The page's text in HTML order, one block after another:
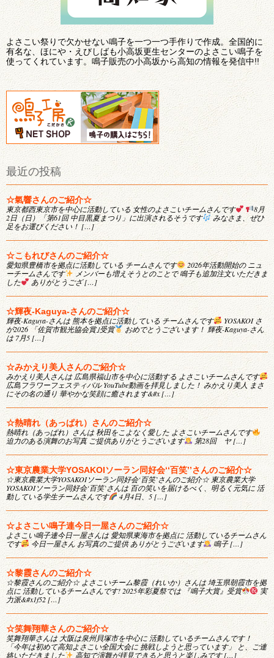
よさこい祭りで欠かせない鳴子を一つ一つ手作りで作成。全国的に
有名な、ほにや・えびしばも小高坂更生センターのよさこい鳴子を
使ってくれています。鳴子販売の小高坂から高知の情報を発信中!!
最近の投稿
☆氣響さんのご紹介☆
東京都西東京市を中心に活動している 女性のよさこいチームさんです
8月
2日（日）「第61回 中目黒夏まつり」に出演されるそうです
みなさま、ぜひ
足をお運びください！ […]
☆こもれびさんのご紹介☆
愛知県豊橋市を拠点に活動している チームさんです
2026年活動開始の ニュ
ーチームさんです
メンバーも増えそうとのことで 鳴子も追加注文いただきま
した
ありがとうござ […]
☆輝夜-Kaguya-さんのご紹介☆
輝夜-Kaguya-さんは 熊本を拠点に活動している チームさんです
YOSAKOI さ
が2026 「佐賀市観光協会賞｣受賞
おめでとうございます！ 輝夜-Kaguya-さん
は 7月5 […]
☆みかえり美人さんのご紹介☆
みかえり美人さんは 広島県福山市を中心に活動する よさこいチームさんです
広島フラワーフェスティバル YouTube動画を拝見しました！ みかえり美人 まさ
にその名の通り 華やかな笑顔に癒されます&#x […]
☆熱晴れ（あっぱれ）さんのご紹介☆
熱晴れ（あっぱれ）さんは 秋田をこよなく愛した よさこいチームさんです
迫力のある演舞のお写真 ご提供ありがとうございます
第28回 ヤ […]
☆東京農業大学YOSAKOIソーラン同好会‘‘百笑’’さんのご紹介☆
☆東京農業大学YOSAKOIソーラン同好会‘百笑’さんのご紹介☆ 東京農業大学
YOSAKOIソーラン同好会‘百笑’さんは 百の笑いを届けるべく、明るく元気に 活
動している学生チームさんです
4月4日、5 […]
☆よさこい鳴子連今日一屋さんのご紹介☆
よさこい鳴子連今日一屋さんは 愛知県東海市を拠点に 活動しているチームさん
です
今日一屋さん お写真のご提供 ありがとうございます 鳴子 […]
☆黎霞さんのご紹介☆
☆黎霞さんのご紹介☆ よさこいチーム黎霞（れいか）さんは 埼玉県朝霞市を拠
点に 活動しているチームさんです! 2025年彩夏祭では 『鳴子大賞』受賞
実
力派&#x1f52 […]
☆笑舞翔華さんのご紹介☆
笑舞翔華さんは 大阪は泉州貝塚市を中心に 活動しているチームさんです！
「今年は初めて高知よさこい全国大会に 挑戦しようと思っています」 と、ご連
絡いただきました
高知で演舞が拝見できると思うと楽しみです […]